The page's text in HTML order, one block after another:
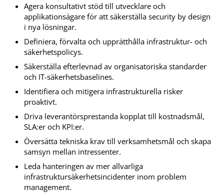
Agera konsultativt stöd till utvecklare och
applikationsägare för att säkerställa security by design
i nya lösningar.
Definiera, förvalta och upprätthålla infrastruktur- och
säkerhetspolicys.
Säkerställa efterlevnad av organisatoriska standarder
och IT-säkerhetsbaselines.
Identifiera och mitigera infrastrukturella risker
proaktivt.
Driva leverantörsprestanda kopplat till kostnadsmål,
SLA:er och KPI:er.
Översätta tekniska krav till verksamhetsmål och skapa
samsyn mellan intressenter.
Leda hanteringen av mer allvarliga
infrastruktursäkerhetsincidenter inom problem
management.